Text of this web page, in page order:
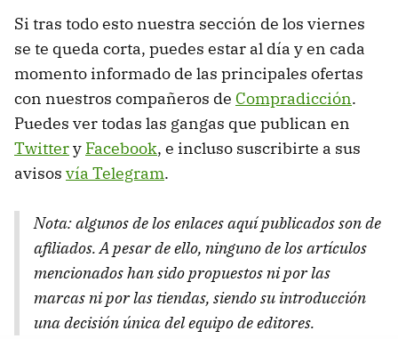
Si tras todo esto nuestra sección de los viernes
se te queda corta, puedes estar al día y en cada
momento informado de las principales ofertas
con nuestros compañeros de Compradicción.
Puedes ver todas las gangas que publican en
Twittery Facebook, e incluso suscribirte a sus
avisos vía Telegram.
Nota: algunos de los enlaces aquí publicados son de
afiliados. A pesar de ello, ninguno de los artículos
mencionados han sido propuestos ni por las
marcas ni por las tiendas, siendo su introducción
una decisión única del equipo de editores.